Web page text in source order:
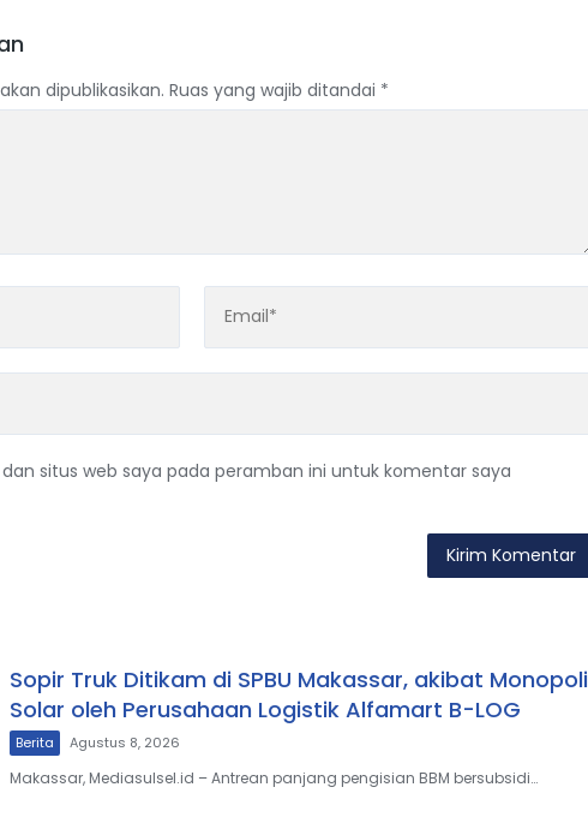
dipublikasikan. Ruas yang wajib ditandai *
situs web saya pada peramban ini untuk komentar saya
Sopir Truk Ditikam di SPBU Makassar, akibat Monopoli
Solar oleh Perusahaan Logistik Alfamart B-LOG
Berita Agustus 8, 2026
Makassar, Mediasulsel.id – Antrean panjang pengisian BBM bersubsidi…